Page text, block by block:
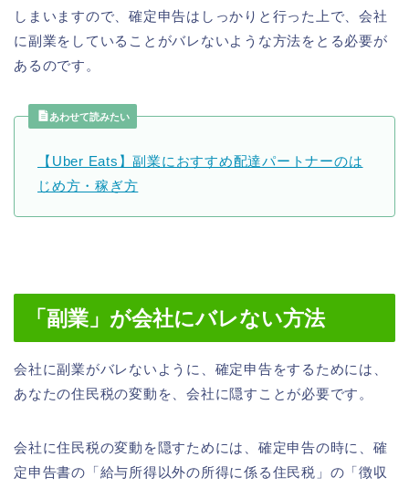
しまいますので、確定申告はしっかりと行った上で、会社
に副業をしていることがバレないような方法をとる必要が
あるのです。
あわせて読みたい
【Uber Eats】副業におすすめ配達パートナーのは
じめ方・稼ぎ方
「副業」が会社にバレない方法
会社に副業がバレないように、確定申告をするためには、
あなたの住民税の変動を、会社に隠すことが必要です。
会社に住民税の変動を隠すためには、確定申告の時に、確
定申告書の「給与所得以外の所得に係る住民税」の「徴収